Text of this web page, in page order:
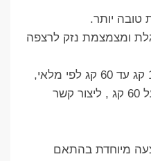
טובה יותר.
ומצמצמת נזק לרצפה
נמכרת במשקלים שונים עד 1 קג עד 60 קג לפי מלאי,
וניתן להזמין משקל מיוחד מעל 60 קג , ליצור קשר
מיוחדת בהתאם